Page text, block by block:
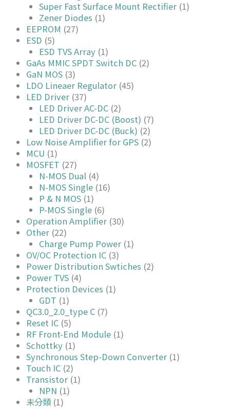
Super Fast Surface Mount Rectifier (1)
Zener Diodes (1)
EEPROM (27)
ESD (5)
ESD TVS Array (1)
GaAs MMIC SPDT Switch DC (2)
GaN MOS (3)
LDO Lineaer Regulator (45)
LED Driver (37)
LED Driver AC-DC (2)
LED Driver DC-DC (Boost) (7)
LED Driver DC-DC (Buck) (2)
Low Noise Amplifier for GPS (2)
MCU (1)
MOSFET (27)
N-MOS Dual (4)
N-MOS Single (16)
P & N MOS (1)
P-MOS Single (6)
Operation Amplifier (30)
Other (22)
Charge Pump Power (1)
OV/OC Protection IC (3)
Power Distribution Swtiches (2)
Power TVS (4)
Protection Devices (1)
GDT (1)
QC3.0_2.0_type C (7)
Reset IC (5)
RF Front-End Module (1)
Schottky (1)
Synchronous Step-Down Converter (1)
Touch IC (2)
Transistor (1)
NPN (1)
未分類 (1)